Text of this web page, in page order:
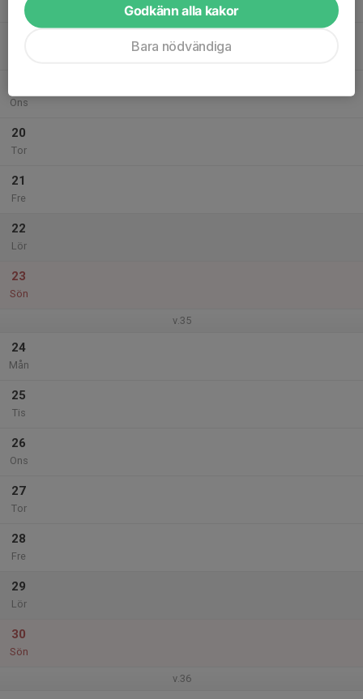
Mån
Ons
20
Tor
21
Fre
22
Lör
23
Sön
v.35
24
Mån
25
Tis
26
Ons
27
Tor
28
Fre
29
Lör
30
Sön
v.36
Godkänn alla kakor
Bara nödvändiga